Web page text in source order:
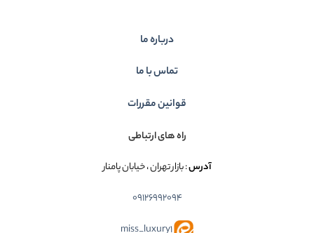
درباره ما
تماس با ما
قوانین مقررات
راه های ارتباطی
آدرس: بازار تهران ، خیابان پامنار
09126992094